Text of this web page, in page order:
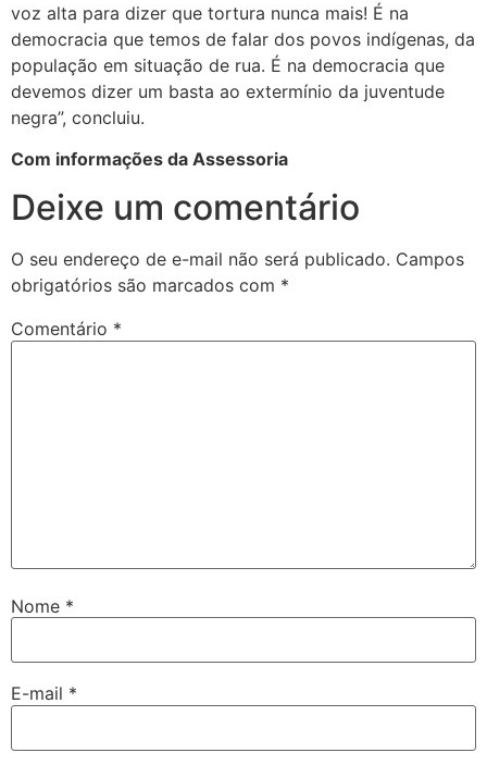
voz alta para dizer que tortura nunca mais! É na
democracia que temos de falar dos povos indígenas, da
população em situação de rua. É na democracia que
devemos dizer um basta ao extermínio da juventude
negra”, concluiu.
Com informações da Assessoria
Deixe um comentário
O seu endereço de e-mail não será publicado. Campos
obrigatórios são marcados com *
Comentário *
Nome *
E-mail *